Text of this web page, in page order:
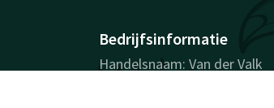
Bedrijfsinformatie
Handelsnaam: Van der Valk